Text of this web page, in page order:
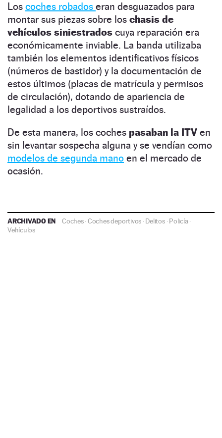
Los coches robados eran desguazados para
montar sus piezas sobre los chasis de
vehículos siniestrados cuya reparación era
económicamente inviable. La banda utilizaba
también los elementos identificativos físicos
(números de bastidor) y la documentación de
estos últimos (placas de matrícula y permisos
de circulación), dotando de apariencia de
legalidad a los deportivos sustraídos.
De esta manera, los coches pasaban la ITV en
sin levantar sospecha alguna y se vendían como
modelos de segunda mano en el mercado de
ocasión.
ARCHIVADO EN Coches·Coches deportivos ·Delitos·Policía·
Vehículos